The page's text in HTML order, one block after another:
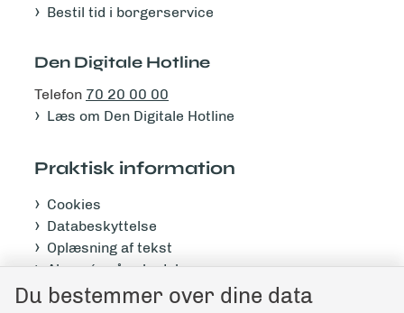
Bestil tid i borgerservice
Den Digitale Hotline
Telefon 70 20 00 00
Læs om Den Digitale Hotline
Praktisk information
Cookies
Databeskyttelse
Oplæsning af tekst
Abonnér på nyhedsbrev
Tilgængelighedserklæring
Du bestemmer over dine data